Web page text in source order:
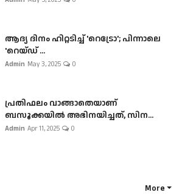
ആദ്യ ദിനം ഹിറ്റടിച്ച് 'റെട്രോ'; പിന്നാലെ
'റെയ്ഡ് ...
Admin May 3, 2025 0
പ്രതിഫലം വാങ്ങാതെയാണ്
ബസൂക്കയില്‍ അഭിനയിച്ചത്, സിന...
Admin Apr 11, 2025 0
More